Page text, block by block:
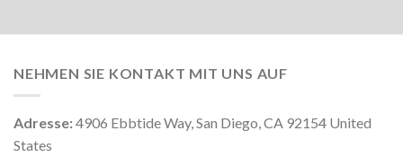
NEHMEN SIE KONTAKT MIT UNS AUF
Adresse:4906 Ebbtide Way, San Diego, CA 92154 United
States